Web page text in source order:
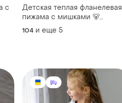
с
Детская теплая фланелевая
пижама с мишками 🐻
(100%хлопок, боечка)
104 и еще 5